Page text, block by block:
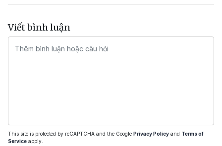
Viết bình luận
This site is protected by reCAPTCHA and the Google Privacy Policy and Terms of
Service apply.